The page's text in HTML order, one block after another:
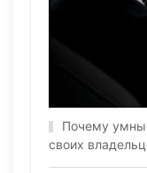
Почему
своих